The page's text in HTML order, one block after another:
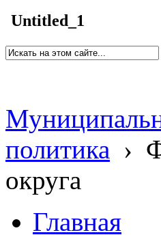
Untitled_1
политика ›
округа
Главная